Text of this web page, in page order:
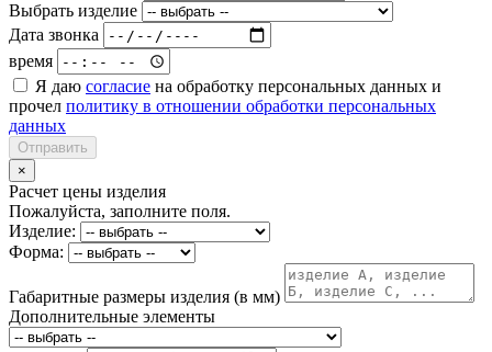
Выбрать изделие
Дата звонка
время
Я даю согласие на обработку персональных данных и
прочел политику в отношении обработки персональных
данных
Отправить
×
Расчет цены изделия
Пожалуйста, заполните поля.
Изделие:
Форма:
Габаритные размеры изделия (в мм)
Дополнительные элементы